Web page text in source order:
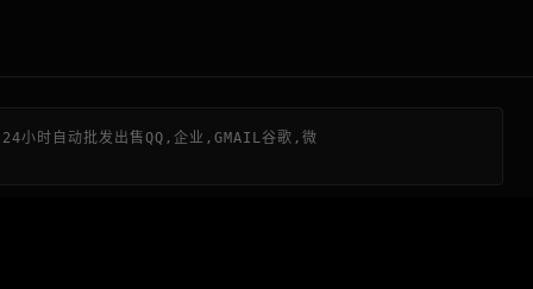
小时自动批发出售QQ,企业,GMAIL谷歌,微